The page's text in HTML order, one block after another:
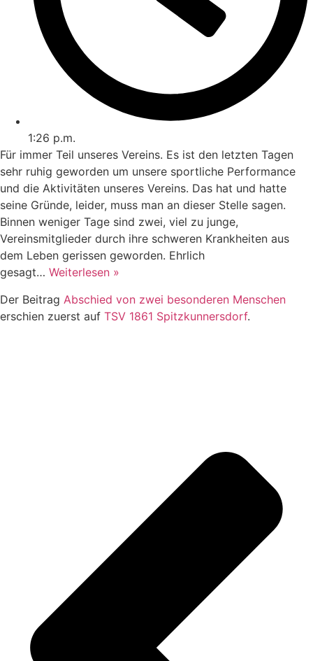
1:26 p.m.
Für immer Teil unseres Vereins. Es ist den letzten Tagen
sehr ruhig geworden um unsere sportliche Performance
und die Aktivitäten unseres Vereins. Das hat und hatte
seine Gründe, leider, muss man an dieser Stelle sagen.
Binnen weniger Tage sind zwei, viel zu junge,
Vereinsmitglieder durch ihre schweren Krankheiten aus
dem Leben gerissen geworden. Ehrlich
gesagt… Weiterlesen »
zwei
besonderen
Der Beitrag Abschied von zwei besonderen Menschen
erschien zuerst auf TSV 1861 Spitzkunnersdorf.